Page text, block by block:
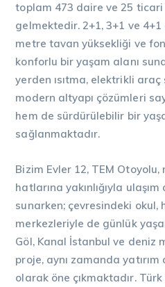
toplam 473 daire ve 25
gelmektedir. 2+1, 3+1 ve
metre tavan yüksekliği ve
konforlu bir yaşam alanı
yerden ısıtma, elektrikli
modern altyapı çözümleri
hem de sürdürülebilir bir
sağlanmaktadır.
Bizim Evler 12, TEM
hatlarına yakınlığıyla
sunarken; çevresindeki okul,
merkezleriyle de günlük
Göl, Kanal İstanbul ve deniz
proje, aynı zamanda
olarak öne çıkmaktadır. Türk